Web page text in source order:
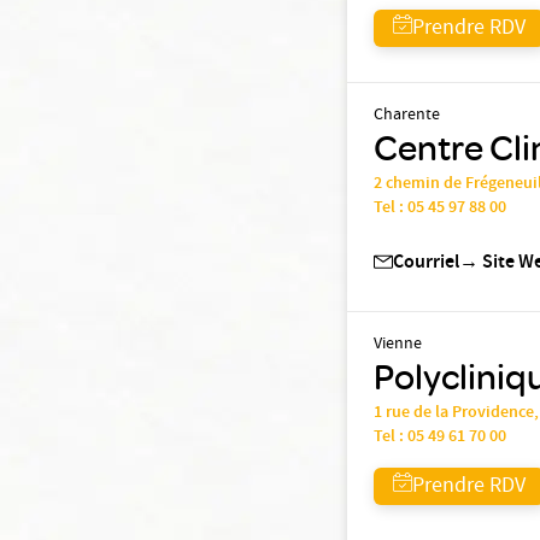
Prendre RDV
Charente
Centre
2 chemin de
Tel :05 45 97 88 00
Courriel→ Site
Vienne
1 rue de la
Tel :05 49 61 70 00
Prendre RDV